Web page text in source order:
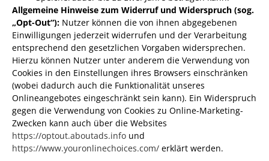
Allgemeine Hinweise zum Widerruf und Widerspruch (sog.
„Opt-Out“): Nutzer können die von ihnen abgegebenen
Einwilligungen jederzeit widerrufen und der Verarbeitung
entsprechend den gesetzlichen Vorgaben widersprechen.
Hierzu können Nutzer unter anderem die Verwendung von
Cookies in den Einstellungen ihres Browsers einschränken
(wobei dadurch auch die Funktionalität unseres
Onlineangebotes eingeschränkt sein kann). Ein Widerspruch
gegen die Verwendung von Cookies zu Online-Marketing-
Zwecken kann auch über die Websites
https://optout.aboutads.info und
https://www.youronlinechoices.com/ erklärt werden.